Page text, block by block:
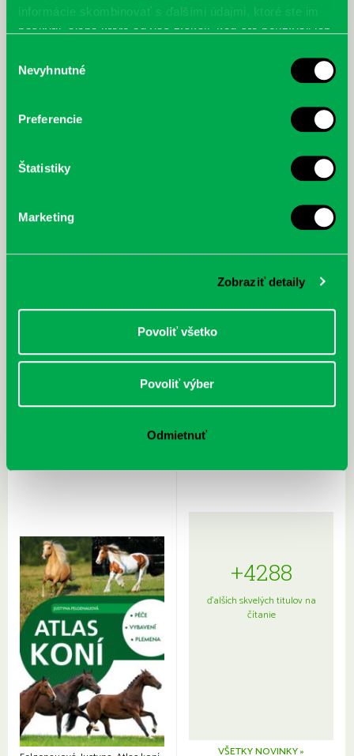
informácie skombinovať s ďalšími údajmi, ktoré ste im
poskytli, alebo ktoré od vás získali, keď ste používali ich
súhlasu
Nevyhnutné
Preferencie
Štatistiky
Marketing
Zobraziť detaily
Povoliť všetko
Povoliť výber
Odmietnuť
McGrath, Andy: Tadej Pogačar:
nezastaviteľný
Sprievodca po hviezdnej oblohe
kompletný sprievodca
+4288
ďalších skvelých titulov na
čítanie
VŠETKY NOVINKY »